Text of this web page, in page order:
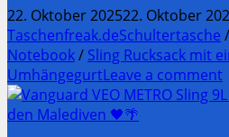
22. Oktober 202522. Oktober
Taschenfreak.deSchultertasche /
Notebook/ Sling Rucksack mit
UmhängegurtLeave a comment